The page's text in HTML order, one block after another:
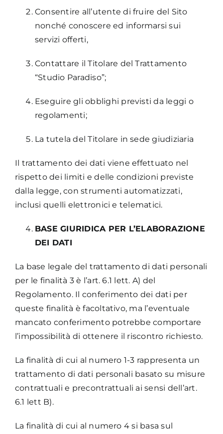
Consentire all’utente di fruire del Sito
nonché conoscere ed informarsi sui
servizi offerti,
Contattare il Titolare del Trattamento
“Studio Paradiso”;
Eseguire gli obblighi previsti da leggi o
regolamenti;
La tutela del Titolare in sede giudiziaria
Il trattamento dei dati viene effettuato nel
rispetto dei limiti e delle condizioni previste
dalla legge, con strumenti automatizzati,
inclusi quelli elettronici e telematici.
BASE GIURIDICA PER L’ELABORAZIONE
DEI DATI
La base legale del trattamento di dati personali
per le finalità 3 è l’art. 6.1 lett. A) del
Regolamento. Il conferimento dei dati per
queste finalità è facoltativo, ma l’eventuale
mancato conferimento potrebbe comportare
l’impossibilità di ottenere il riscontro richiesto.
La finalità di cui al numero 1-3 rappresenta un
trattamento di dati personali basato su misure
contrattuali e precontrattuali ai sensi dell’art.
6.1 lett B).
La finalità di cui al numero 4 si basa sul